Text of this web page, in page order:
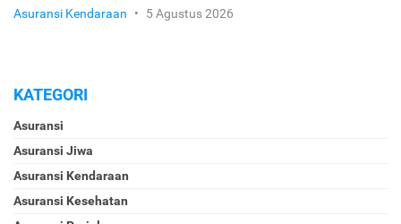
Asuransi Kendaraan • 5 Agustus 2026
KATEGORI
Asuransi
Asuransi Jiwa
Asuransi Kendaraan
Asuransi Kesehatan